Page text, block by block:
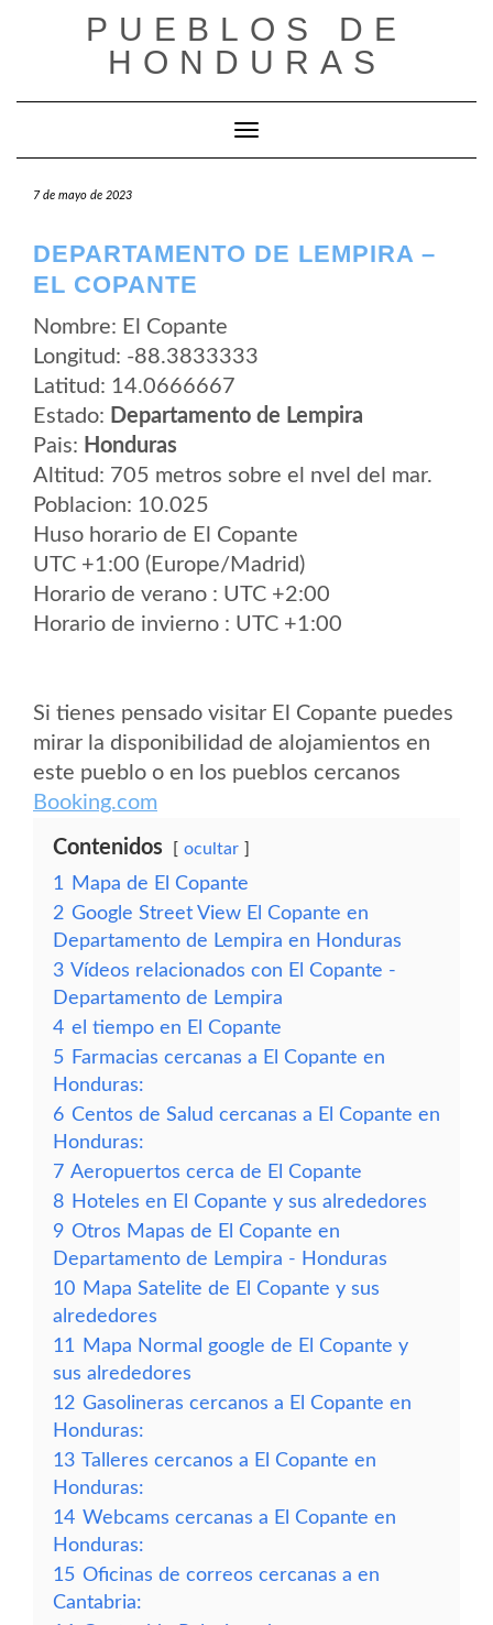
PUEBLOS DE
HONDURAS
Cambiar modo de navegación
7 de mayo de 2023
DEPARTAMENTO DE LEMPIRA –
EL COPANTE
Nombre: El Copante
Longitud: -88.3833333
Latitud: 14.0666667
Estado: Departamento de Lempira
Pais: Honduras
Altitud: 705 metros sobre el nvel del mar.
Poblacion: 10.025
Huso horario de El Copante
UTC +1:00 (Europe/Madrid)
Horario de verano : UTC +2:00
Horario de invierno : UTC +1:00
Si tienes pensado visitar El Copante puedes
mirar la disponibilidad de alojamientos en
este pueblo o en los pueblos cercanos
Booking.com
Contenidos ocultar
1
Mapa de El Copante
2 Google Street View El Copante en
Departamento de Lempira en Honduras
3 Vídeos relacionados con El Copante -
Departamento de Lempira
4 el tiempo en El Copante
5 Farmacias cercanas a El Copante en
Honduras:
6 Centos de Salud cercanas a El Copante en
Honduras:
7 Aeropuertos cerca de El Copante
8 Hoteles en El Copante y sus alrededores
9 Otros Mapas de El Copante en
Departamento de Lempira - Honduras
10 Mapa Satelite de El Copante y sus
alrededores
11
Mapa Normal google de El Copante y
sus alrededores
12 Gasolineras cercanos a El Copante en
Honduras:
13 Talleres cercanos a El Copante en
Honduras:
14 Webcams cercanas a El Copante en
Honduras:
15 Oficinas de correos cercanas a en
Cantabria: